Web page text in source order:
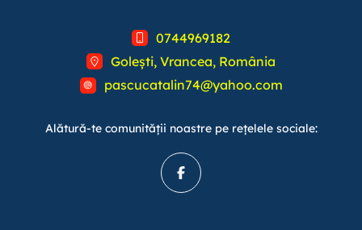
0744969182
Golești, Vrancea, România
pascucatalin74@yahoo.com
Alătură-te comunității noastre pe rețelele sociale: